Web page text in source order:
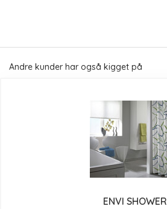
Andre kunder har også kigget på
ENVI SHOWER